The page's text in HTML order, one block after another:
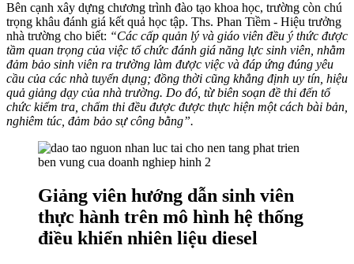
Bên cạnh xây dựng chương trình đào tạo khoa học, trường còn chú
trọng khâu đánh giá kết quả học tập. Ths. Phan Tiềm - Hiệu trưởng
nhà trường cho biết: “Các cấp quản lý và giáo viên đều ý thức được
tầm quan trọng của việc tổ chức đánh giá năng lực sinh viên, nhằm
đảm bảo sinh viên ra trường làm được việc và đáp ứng đúng yêu
cầu của các nhà tuyển dụng; đồng thời cũng khẳng định uy tín, hiệu
quả giảng dạy của nhà trường. Do đó, từ biên soạn đề thi đến tổ
chức kiểm tra, chấm thi đều được được thực hiện một cách bài bản,
nghiêm túc, đảm bảo sự công bằng”.
Giảng viên hướng dẫn sinh viên
thực hành trên mô hình hệ thống
điều khiển nhiên liệu diesel